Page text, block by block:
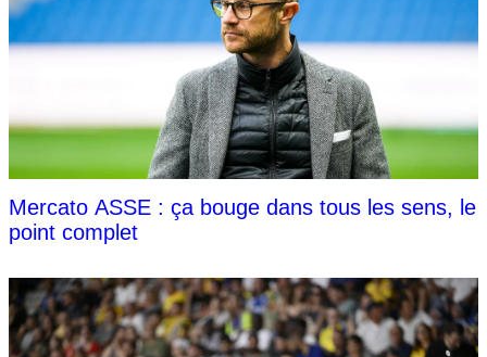
Mercato ASSE : ça bouge dans tous les sens, le
point complet